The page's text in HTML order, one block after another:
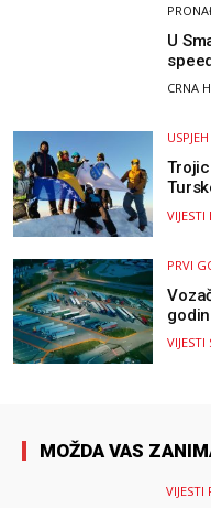
U
CRNA
VIJESTI
PRVI
VIJESTI
MOŽDA VAS
VIJESTI